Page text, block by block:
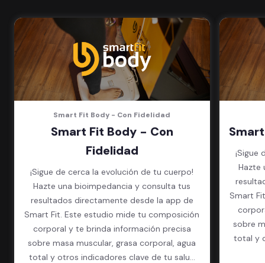
en cada sede)
Acceso a todas las áreas de la
sede
Smart Fit Body - Con Fidelidad
Smart Fit Body - Con
Fidelidad
¡Sigue de cerca la evolución de tu cuerpo!
Hazte una bioimpedancia y consulta tus
resultados directamente desde la app de
Smart Fit. Este estudio mide tu composición
corporal y te brinda información precisa
sobre masa muscular, grasa corporal, agua
total y otros indicadores clave de tu salud
¡Sigue
Hazte
Smart
sobre
total y